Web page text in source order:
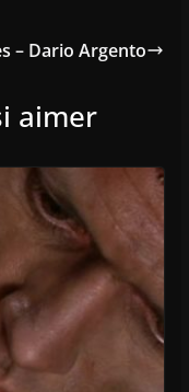
– Dario Argento
aimer